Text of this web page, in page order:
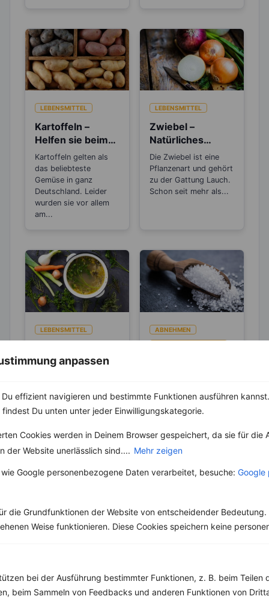
anpassen
effizient navigieren und bestimmte Funktionen ausführen
Du unten unter jeder Einwilligungskategorie.
Cookies werden in Deinem Browser gespeichert, da sie für die
der Website unerlässlich sind.... Mehr zeigen
Google personenbezogene Daten verarbeitet, besuche: Google
die Grundfunktionen der Website von entscheidender Bedeutung.
Weise funktionieren. Diese Cookies speichern keine
bei der Ausführung bestimmter Funktionen, z. B. beim Teilen
beim Sammeln von Feedbacks und anderen Funktionen von
LEBENSMITTEL
Kartoffeln –
Helfen sie beim
Abnehmen oder
machen sie dick?
Kartoffeln gelten als
das beliebteste
Gemüse in ganz
Deutschland. Leider
wurden sie vor allem
am...
LEBENSMITTEL
Zwiebel –
Natürliches
Antibiotikum und
„Wunder“-
Heilmittel
Die Zwiebel ist eine
Pflanzenart und gehört
zu der Gattung Lauch.
Schon seit mehr als...
LEBENSMITTEL
Unterschiede
Bouillon?
Antike zurück, wo sie
in verschiedenen
ABNEHMEN
Salz ist ein
und aus unserer Küche
denken. Der...
Weitere Vegane Rezepte
‹ ›
Kalorien:
430 kcal
Fett:13 g